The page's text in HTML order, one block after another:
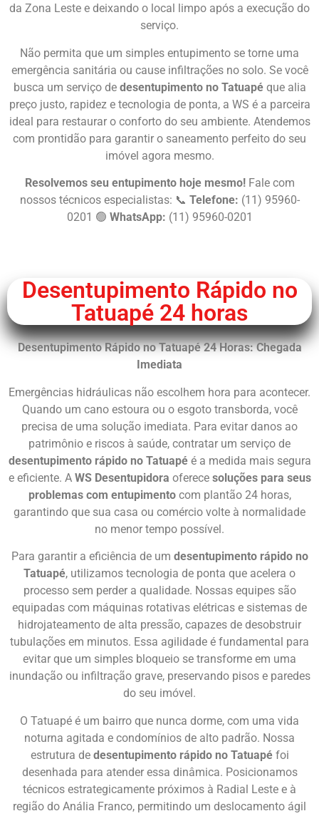
da Zona Leste e deixando o local limpo após a execução do
serviço.
Não permita que um simples entupimento se torne uma
emergência sanitária ou cause infiltrações no solo. Se você
busca um serviço de desentupimento no Tatuapéque alia
preço justo, rapidez e tecnologia de ponta, a WS é a parceira
ideal para restaurar o conforto do seu ambiente. Atendemos
com prontidão para garantir o saneamento perfeito do seu
imóvel agora mesmo.
Resolvemos seu entupimento hoje mesmo!Fale com
nossos técnicos especialistas: 📞 Telefone: (11) 95960-
0201 🟢 WhatsApp: (11) 95960-0201
Desentupimento Rápido no
Tatuapé 24 horas
Desentupimento Rápido no Tatuapé 24 Horas: Chegada
Imediata
Emergências hidráulicas não escolhem hora para acontecer.
Quando um cano estoura ou o esgoto transborda, você
precisa de uma solução imediata. Para evitar danos ao
patrimônio e riscos à saúde, contratar um serviço de
desentupimento rápido no Tatuapéé a medida mais segura
e eficiente. A WS Desentupidora oferece soluções para seus
problemas com entupimentocom plantão 24 horas,
garantindo que sua casa ou comércio volte à normalidade
no menor tempo possível.
Para garantir a eficiência de um desentupimento rápido no
Tatuapé, utilizamos tecnologia de ponta que acelera o
processo sem perder a qualidade. Nossas equipes são
equipadas com máquinas rotativas elétricas e sistemas de
hidrojateamento de alta pressão, capazes de desobstruir
tubulações em minutos. Essa agilidade é fundamental para
evitar que um simples bloqueio se transforme em uma
inundação ou infiltração grave, preservando pisos e paredes
do seu imóvel.
O Tatuapé é um bairro que nunca dorme, com uma vida
noturna agitada e condomínios de alto padrão. Nossa
estrutura de desentupimento rápido no Tatuapéfoi
desenhada para atender essa dinâmica. Posicionamos
técnicos estrategicamente próximos à Radial Leste e à
região do Anália Franco, permitindo um deslocamento ágil